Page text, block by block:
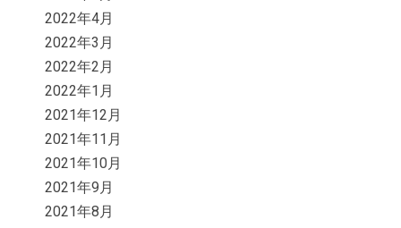
2022年4月
2022年3月
2022年2月
2022年1月
2021年12月
2021年11月
2021年10月
2021年9月
2021年8月